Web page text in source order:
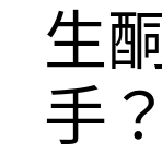
生
手？